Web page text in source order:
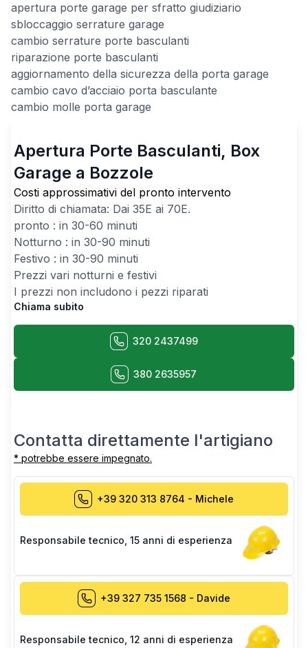
apertura porte garage per sfratto giudiziario
sbloccaggio serrature garage
cambio serrature porte basculanti
riparazione porte basculanti
aggiornamento della sicurezza della porta garage
cambio cavo d’acciaio porta basculante
cambio molle porta garage
Apertura Porte Basculanti, Box
Garage a Bozzole
Costi approssimativi del pronto intervento
Diritto di chiamata: Dai 35E ai 70E.
pronto : in 30-60 minuti
Notturno : in 30-90 minuti
Festivo : in 30-90 minuti
Prezzi vari notturni e festivi
I prezzi non includono i pezzi riparati
Chiama subito
320 2437499
380 2635957
Contatta direttamente l'artigiano
* potrebbe essere impegnato.
+39 320 313 8764 - Michele
Responsabile tecnico 15 anni di esperienza
+39 327 735 1568 - Davide
Responsabile tecnico 12 anni di esperienza